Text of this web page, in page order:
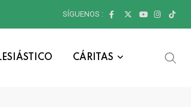
SÍGUENOS :
CÁRITAS